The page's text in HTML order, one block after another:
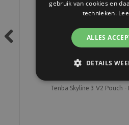
Tenba Skyline 3 V2 Pouch -
gebruik van cookies en
technieken.
ALLES
DETAILS